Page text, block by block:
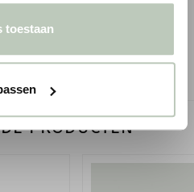
toestaan
PRODUCTEN